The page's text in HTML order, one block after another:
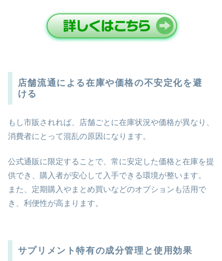
店舗流通による在庫や価格の不安定化を避
ける
もし市販されれば、店舗ごとに在庫状況や価格が異なり、
消費者にとって混乱の原因になります。
公式通販に限定することで、常に安定した価格と在庫を提
供でき、購入者が安心して入手できる環境が整います。
また、定期購入やまとめ買いなどのオプションも活用で
き、利便性が高まります。
サプリメント特有の成分管理と使用効果